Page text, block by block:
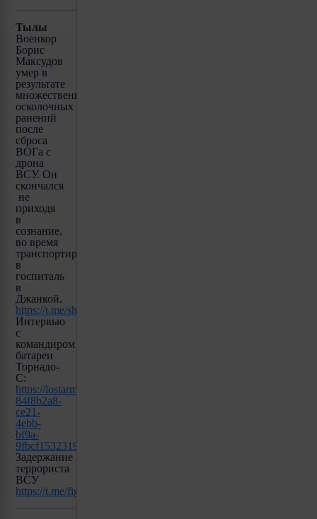
Тылы
Военкор
Борис
Максудов
умер в
результате
множественных
осколочных
ранений
после
сброса
ВОГа с
дрона
ВСУ. Он
скончался
не
приходя
в
сознание,
во время
транспортировки
в
госпиталь
в
Джанкой.
https://t.me/shot_shot/59644
Интервью
с
командиром
батареи
Торнадо-
С:
https://lostarmour.info/svo#remark42__comment-
84f8b2a8-
ce21-
4ebb-
bf9a-
9fbcf1532319
Задержание
террориста
ВСУ
https://t.me/fighter_bomber/14817